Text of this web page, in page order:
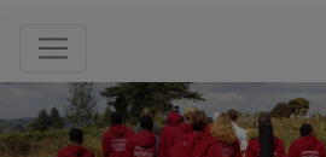
Hauptnavigation